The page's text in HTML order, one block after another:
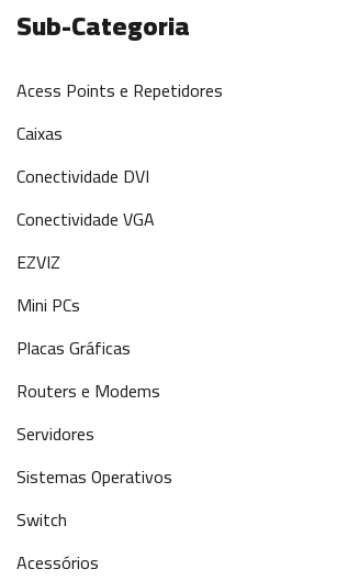
Sub-Categoria
Acess Points e Repetidores
Caixas
Conectividade DVI
Conectividade VGA
EZVIZ
Mini PCs
Placas Gráficas
Routers e Modems
Servidores
Sistemas Operativos
Switch
Acessórios